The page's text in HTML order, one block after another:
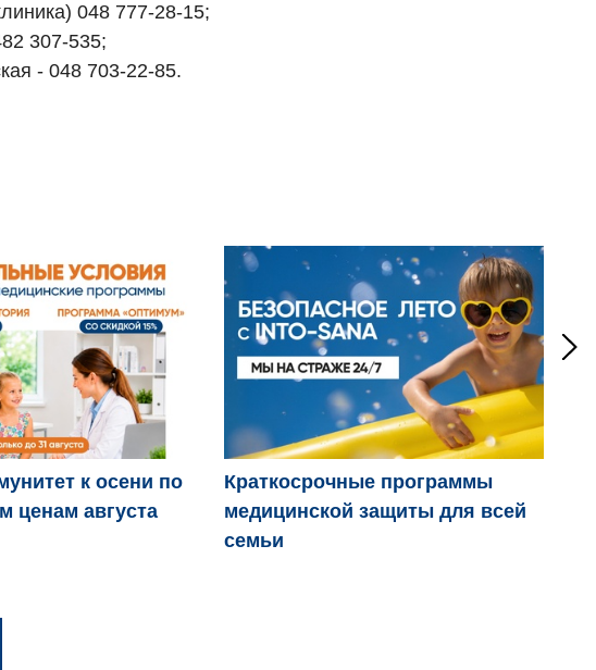
048 777-28-15;
307-535;
- 048 703-22-85.
к осени по
ценам августа
Краткосрочные программы
медицинской защиты для всей
семьи